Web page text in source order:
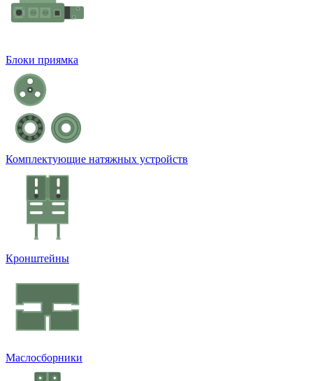
Блоки приямка
Комплектующие натяжных устройств
Кронштейны
Маслосборники